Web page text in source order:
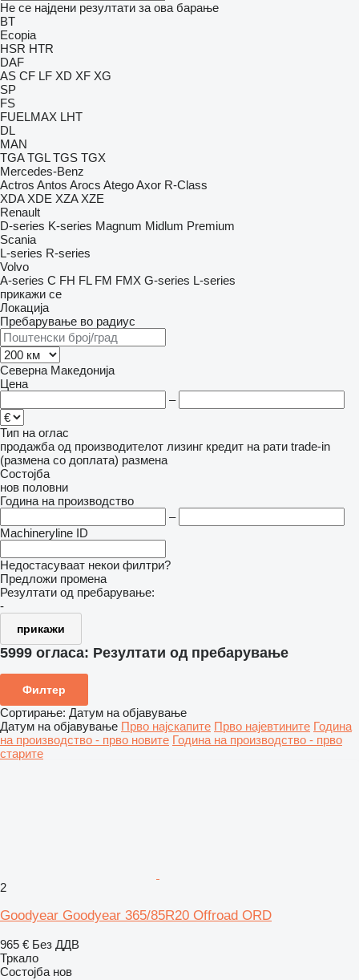
Не се најдени резултати за ова барање
BT
Ecopia
HSR HTR
DAF
AS CF LF XD XF XG
SP
FS
FUELMAX LHT
DL
MAN
TGA TGL TGS TGX
Mercedes-Benz
Actros Antos Arocs AtegoAxor R-Class
XDA XDE XZA XZE
Renault
D-series K-series Magnum Midlum Premium
Scania
L-series R-series
Volvo
A-series C FH FL FM FMX G-series L-series
прикажи се
Локација
Пребарување во радиус
Северна Македонија
Цена
–
Тип на оглас
продажба од производителот лизинг кредит на рати trade-in
(размена со доплата) размена
Состојба
нов половни
Година на производство
–
Machineryline ID
Недостасуваат некои филтри?
Предложи промена
Резултати од пребарување:
-
прикажи
5999 огласа: Резултати од пребарување
Филтер
Сортирање: Датум на објавување
Датум на објавување Прво најскапите Прво најевтините Година
на производство - прво новите Година на производство - прво
старите
2
Goodyear Goodyear 365/85R20 Offroad ORD
965 € Без ДДВ
Тркало
Состојба нов